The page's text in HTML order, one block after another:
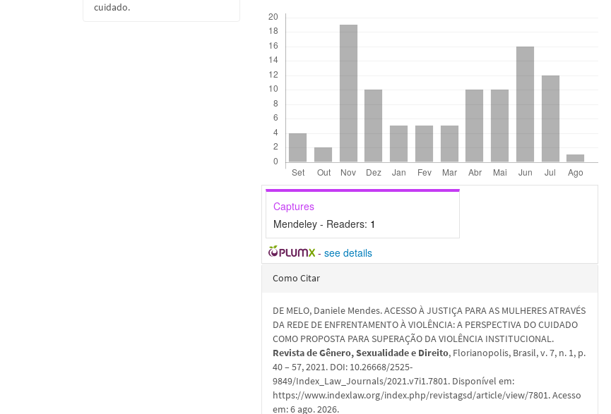
cuidado.
Captures
Mendeley - Readers: 1
- see details
Detalhes
artigo
Como Citar
DE MELO, Daniele Mendes. ACESSO À JUSTIÇA PARA AS MULHERES ATRAVÉS
DA REDE DE ENFRENTAMENTO À VIOLÊNCIA: A PERSPECTIVA DO CUIDADO
COMO PROPOSTA PARA SUPERAÇÃO DA VIOLÊNCIA INSTITUCIONAL.
Revista de Gênero, Sexualidade e Direito, Florianopolis, Brasil, v. 7, n. 1, p.
40 – 57, 2021. DOI: 10.26668/2525-
9849/Index_Law_Journals/2021.v7i1.7801. Disponível em:
https://www.indexlaw.org/index.php/revistagsd/article/view/7801. Acesso
em: 6 ago. 2026.